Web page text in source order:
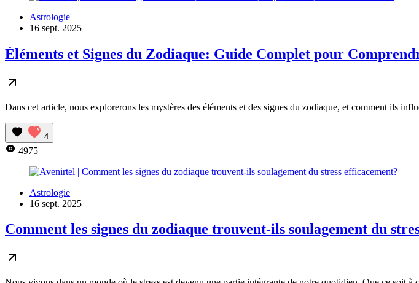
Astrologie
16 sept. 2025
Éléments et Signes du Zodiaque: Guide Complet pour
Dans cet article, nous explorerons les mystères des éléments et des signes du zodiaque, et comment ils
4
4975
Astrologie
16 sept. 2025
Comment les signes du zodiaque trouvent-ils soulagement du